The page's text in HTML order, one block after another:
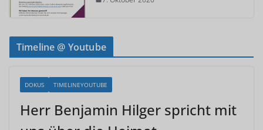
Timeline @ Youtube
DOKUS TIMELINEYOUTUBE
Herr Benjamin Hilger spricht mit